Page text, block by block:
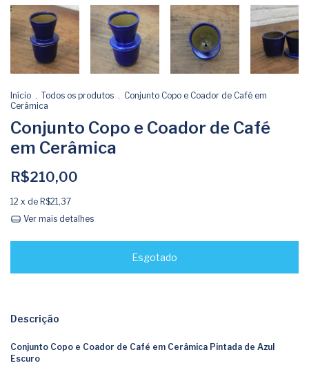
Início . Todos os produtos . Conjunto Copo e Coador de Café em
Cerâmica
Conjunto Copo e Coador de Café
em Cerâmica
R$210,00
12 x de R$21,37
Ver mais detalhes
Descrição
Conjunto Copo e Coador de Café em Cerâmica Pintada de Azul
Escuro